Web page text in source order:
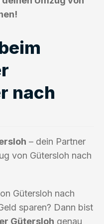
nach
– dein Partner
von Gütersloh nach
Gütersloh nach
sparen? Dann bist
Gütersloh genau